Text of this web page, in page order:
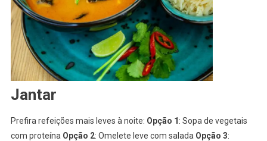
Jantar
Prefira refeições mais leves à noite: Opção 1 : Sopa de vegetais
com proteína Opção 2: Omelete leve com salada Opção 3: